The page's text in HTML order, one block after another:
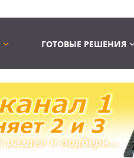
Лампы
ГОТОВЫЕ РЕШЕНИЯ